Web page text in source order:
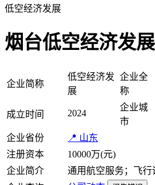
低空经济发展
烟台低空经济发
企业简称
低空经济发
展
企业全
称
成立时间 2024
企业城
市
企业省份
📍 山东
注册资本
10000万(元)
企业简介
通用航空服务；飞